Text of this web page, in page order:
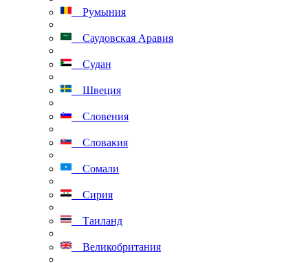
Румыния
Саудовская Аравия
Судан
Швеция
Словения
Словакия
Сомали
Сирия
Таиланд
Великобритания